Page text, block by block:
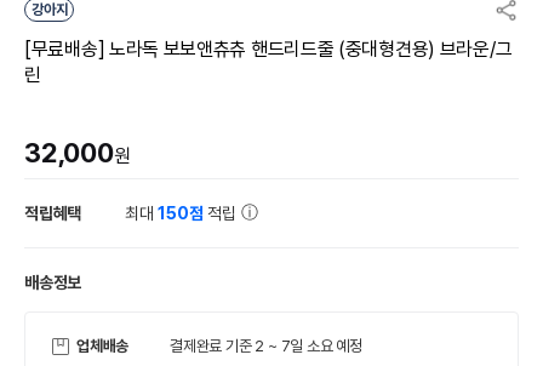
강아지
[무료배송] 노라독 보보앤츄츄 핸드리드줄 (중대형견용) 브라운/그
린
32,000원
적립혜택 최대150점 적립
배송정보
업체배송 결제완료 기준 2 ~ 7일 소요 예정